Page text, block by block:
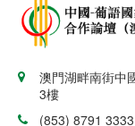
澳門湖畔南街中
3樓
(853) 8791 3333